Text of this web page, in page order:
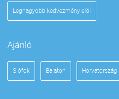
Legnagyobb kedvezmény elöl
Ajánló
Siófok Balaton Horvátország